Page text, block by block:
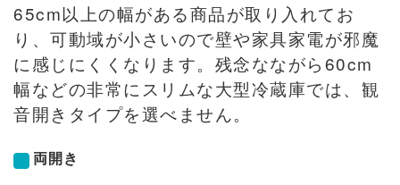
65cm以上の幅がある商品が取り入れてお
り、可動域が小さいので壁や家具家電が邪魔
に感じにくくなります。残念なながら60cm
幅などの非常にスリムな大型冷蔵庫では、観
音開きタイプを選べません。
両開き